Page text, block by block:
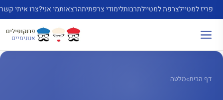
לדלג
לתוכן
פריז למטיילצרפת למטיילתרבותלימודי צרפתיתהרצאותמי אני?צרו איתי קשר
פרנקופילים
אנונימיים
דף הבית»מלטה